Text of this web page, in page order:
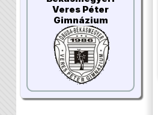
Veres Péter
Gimnázium